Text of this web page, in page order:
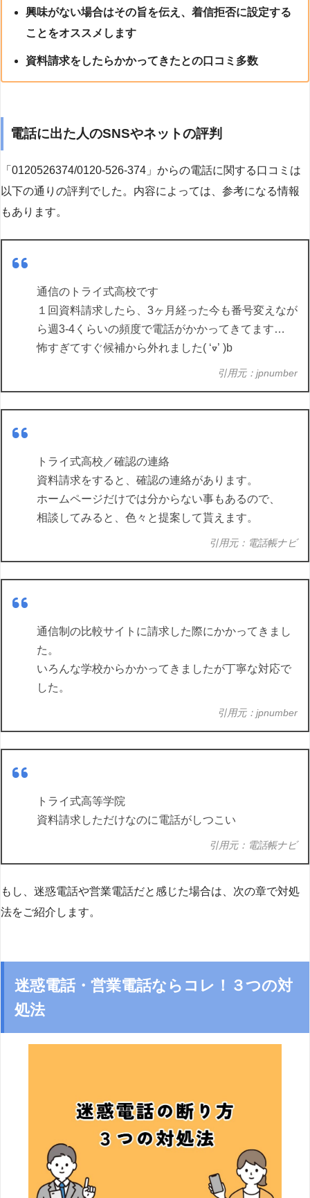
興味がない場合はその旨を伝え、着信拒否に設定する
ことをオススメします
資料請求をしたらかかってきたとの口コミ多数
電話に出た人のSNSやネットの評判
「0120526374/0120-526-374」からの電話に関する口コミは
以下の通りの評判でした。内容によっては、参考になる情報
もあります。
通信のトライ式高校です
１回資料請求したら、3ヶ月経った今も番号変えなが
ら週3-4くらいの頻度で電話がかかってきてます…
怖すぎてすぐ候補から外れました( ‘ᢦ’ )b
引用元：jpnumber
トライ式高校／確認の連絡
資料請求をすると、確認の連絡があります。
ホームページだけでは分からない事もあるので、
相談してみると、色々と提案して貰えます。
引用元：電話帳ナビ
通信制の比較サイトに請求した際にかかってきまし
た。
いろんな学校からかかってきましたが丁寧な対応で
した。
引用元：jpnumber
トライ式高等学院
資料請求しただけなのに電話がしつこい
引用元：電話帳ナビ
もし、迷惑電話や営業電話だと感じた場合は、次の章で対処
法をご紹介します。
迷惑電話・営業電話ならコレ！３つの対
処法